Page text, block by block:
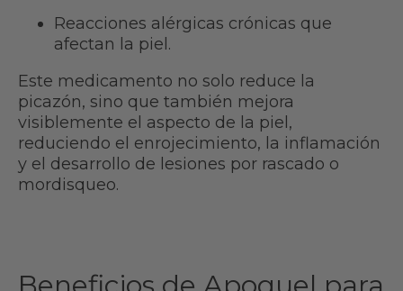
Reacciones alérgicas crónicas que
afectan la piel.
Este medicamento no solo reduce la
picazón, sino que también mejora
visiblemente el aspecto de la piel,
reduciendo el enrojecimiento, la inflamación
y el desarrollo de lesiones por rascado o
mordisqueo.